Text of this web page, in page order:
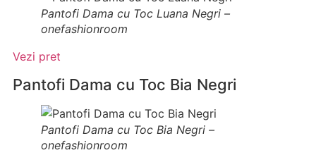
Pantofi Dama cu Toc Luana Negri –
onefashionroom
Vezi pret
Pantofi Dama cu Toc Bia Negri
Pantofi Dama cu Toc Bia Negri –
onefashionroom